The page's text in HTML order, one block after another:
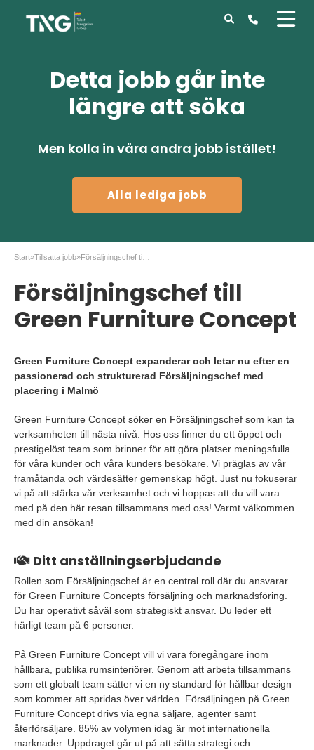
Detta jobb går inte
längre att söka
Men kolla in våra andra jobb istället!
Alla lediga jobb
Start»Tillsatta jobb»
Försäljningschef till
Green Furniture Concept
Green Furniture Concept expanderar och letar nu efter en
passionerad och strukturerad Försäljningschef med
placering i Malmö
Green Furniture Concept söker en Försäljningschef som kan ta
verksamheten till nästa nivå. Hos oss finner du ett öppet och
prestigelöst team som brinner för att göra platser meningsfulla
för våra kunder och våra kunders besökare. Vi präglas av vår
framåtanda och värdesätter gemenskap högt. Just nu fokuserar
vi på att stärka vår verksamhet och vi hoppas att du vill vara
med på den här resan tillsammans med oss! Varmt välkommen
med din ansökan!
Ditt anställningserbjudande
Rollen som Försäljningschef är en central roll där du ansvarar
för Green Furniture Concepts försäljning och marknadsföring.
Du har operativt såväl som strategiskt ansvar. Du leder ett
härligt team på 6 personer.
På Green Furniture Concept vill vi vara föregångare inom
hållbara, publika rumsinteriörer. Genom att arbeta tillsammans
som ett globalt team sätter vi en ny standard för hållbar design
som kommer att spridas över världen. Försäljningen på Green
Furniture Concept drivs via egna säljare, agenter samt
återförsäljare. 85% av volymen idag är mot internationella
marknader. Uppdraget går ut på att sätta strategi och